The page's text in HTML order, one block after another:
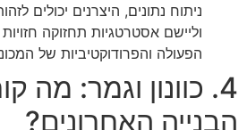
ניתוח נתונים, היצרנים יכולים
וליישם אסטרטגיות תחזוקה
הפעולה והפרודוקטיביות של
4. כוונון וגמר: מה
הבנייה האחרונים?